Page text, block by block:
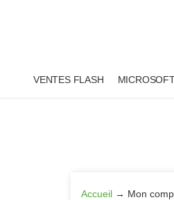
VENTES FLASH
Accueil → Mon